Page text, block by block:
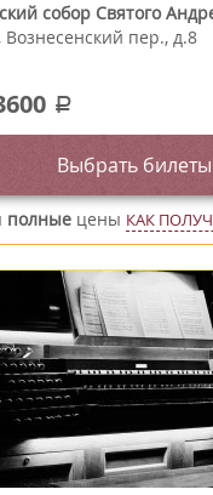
собор Святого
, Вознесенский пер., д.8
a
Выбрать билеты
полные цены КАК